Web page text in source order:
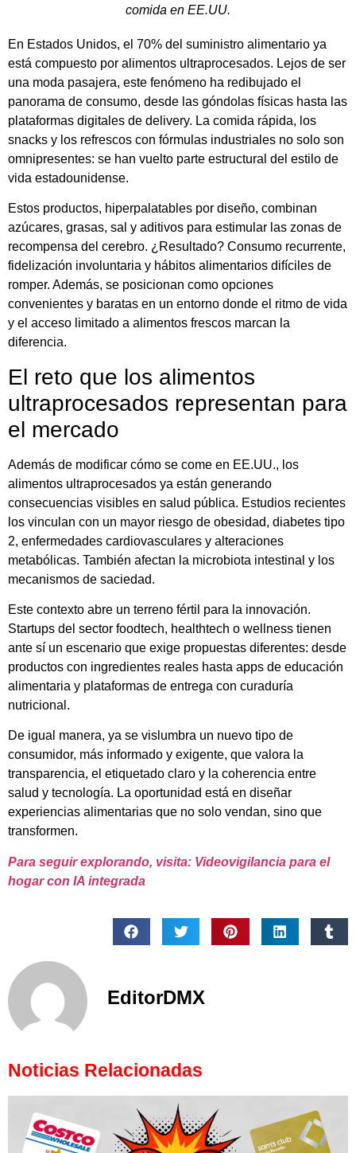
comida en EE.UU.
En Estados Unidos, el 70% del suministro alimentario ya
está compuesto por alimentos ultraprocesados. Lejos de ser
una moda pasajera, este fenómeno ha redibujado el
panorama de consumo, desde las góndolas físicas hasta las
plataformas digitales de delivery. La comida rápida, los
snacks y los refrescos con fórmulas industriales no solo son
omnipresentes: se han vuelto parte estructural del estilo de
vida estadounidense.
Estos productos, hiperpalatables por diseño, combinan
azúcares, grasas, sal y aditivos para estimular las zonas de
recompensa del cerebro. ¿Resultado? Consumo recurrente,
fidelización involuntaria y hábitos alimentarios difíciles de
romper. Además, se posicionan como opciones
convenientes y baratas en un entorno donde el ritmo de vida
y el acceso limitado a alimentos frescos marcan la
diferencia.
El reto que los alimentos
ultraprocesados representan para
el mercado
Además de modificar cómo se come en EE.UU., los
alimentos ultraprocesados ya están generando
consecuencias visibles en salud pública. Estudios recientes
los vinculan con un mayor riesgo de obesidad, diabetes tipo
2, enfermedades cardiovasculares y alteraciones
metabólicas. También afectan la microbiota intestinal y los
mecanismos de saciedad.
Este contexto abre un terreno fértil para la innovación.
Startups del sector foodtech, healthtech o wellness tienen
ante sí un escenario que exige propuestas diferentes: desde
productos con ingredientes reales hasta apps de educación
alimentaria y plataformas de entrega con curaduría
nutricional.
De igual manera, ya se vislumbra un nuevo tipo de
consumidor, más informado y exigente, que valora la
transparencia, el etiquetado claro y la coherencia entre
salud y tecnología. La oportunidad está en diseñar
experiencias alimentarias que no solo vendan, sino que
transformen.
Para seguir explorando, visita: Videovigilancia para el
hogar con IA integrada
EditorDMX
Noticias Relacionadas